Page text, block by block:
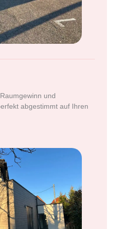
und
abgestimmt auf Ihren